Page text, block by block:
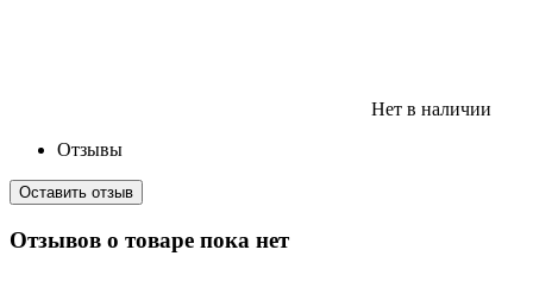
Нет в наличии
Отзывы
Оставить отзыв
Отзывов о товаре пока нет